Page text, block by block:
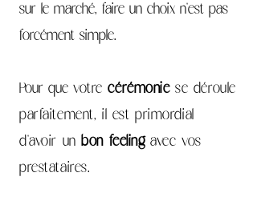
sur le marché, faire un choix n'est pas
forcément simple.
Pour que votrecérémoniese déroule
parfaitement, il est primordial
d'avoir unbon feelingavec vos
prestataires.